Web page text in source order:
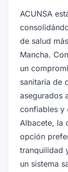
ACUNSA
de salud
Mancha.
un
sanitaria de
asegurados
confiables y
Albacete, la
opción
tranquilidad
un sistema